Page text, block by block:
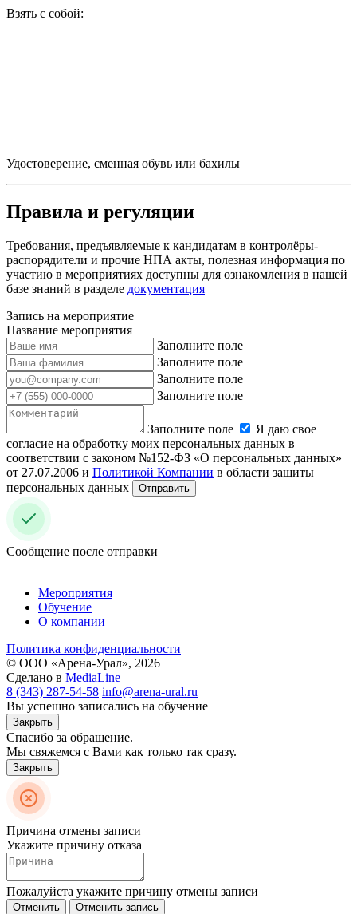
Взять с собой:
Удостоверение, сменная обувь или бахилы
Правила и регуляции
Требования, предъявляемые к кандидатам в контролёры-
распорядители и прочие НПА акты, полезная информация по
участию в мероприятиях доступны для ознакомления в нашей
базе знаний в разделе документация
Запись на мероприятие
Название мероприятия
Заполните поле
Заполните поле
Заполните поле
Заполните поле
Заполните поле
Я даю свое
согласие на обработку моих персональных данных в
соответствии с законом №152-ФЗ «О персональных данных»
от 27.07.2006 и Политикой Компании в области защиты
персональных данных
Отправить
Сообщение после отправки
Мероприятия
Обучение
О компании
Политика конфиденциальности
© ООО «Арена-Урал», 2026
Сделано в MediaLine
8 (343) 287-54-58 info@arena-ural.ru
Вы успешно записались на обучение
Закрыть
Спасибо за обращение.
Мы свяжемся с Вами как только так сразу.
Закрыть
Причина отмены записи
Укажите причину отказа
Пожалуйста укажите причину отмены записи
Отменить Отменить запись